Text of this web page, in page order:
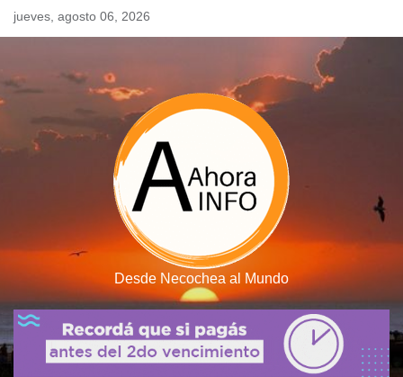
Skipjueves, agosto 06, 2026
Desde Necochea al Mundo